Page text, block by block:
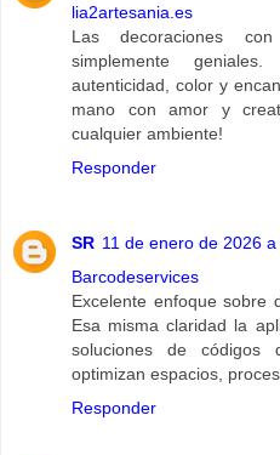
lia2artesania.es
Las decoraciones
simplemente
autenticidad, color y
mano con amor y
cualquier ambiente!
Responder
SR 11 de enero de 2026
Barcodeservices
Excelente enfoque sobre
Esa misma claridad la
soluciones de códigos
optimizan espacios,
Responder